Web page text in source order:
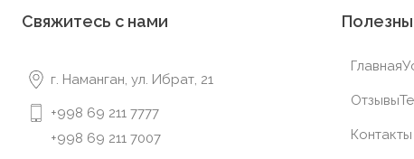
Свяжитесь с нами
г. Наманган, ул. Ибрат, 21
+998 69 211 7777
+998 69 211 7007
Главная
Отзывы
Контакты